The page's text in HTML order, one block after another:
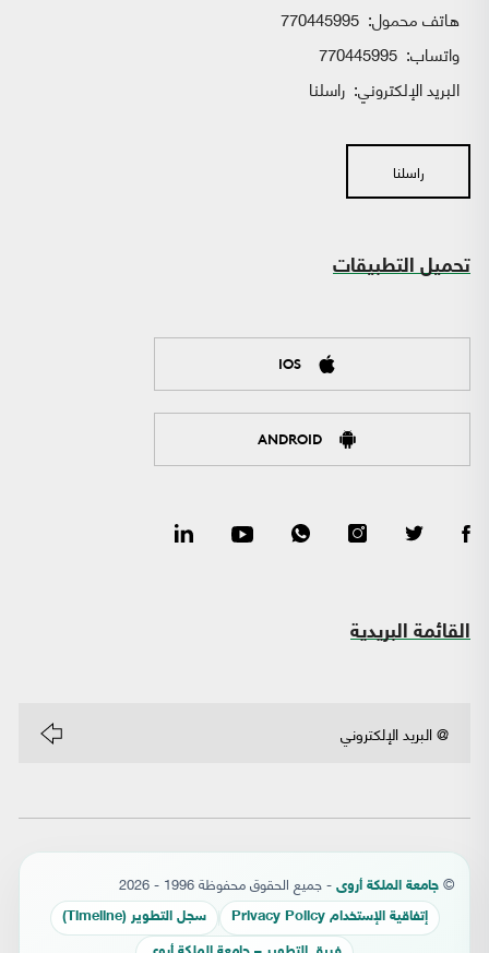
هاتف محمول: 770445995
واتساب:
البريد الإلكتروني: راسلنا
راسلنا
تحميل التطبيقات
IOS
ANDROID
القائمة البريدية
© جامعة الملكة أروى - جميع الحقوق محفوظة 1996 - 2026
إتفاقية الإستخدام Privacy Policy سجل التطوير (Timeline)